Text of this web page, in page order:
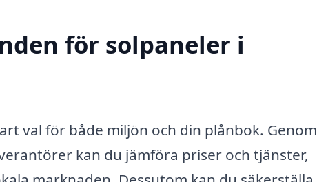
för solpaneler i
val för både miljön och din plånbok. Genom
kan du jämföra priser och tjänster,